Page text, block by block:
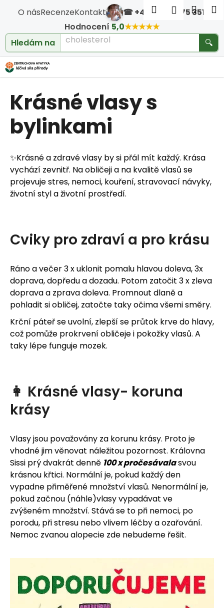
O násRecenzeKontakt ☎ +420 604 475 351
Hodnocení 5,0★★★★★
Hledám na
cholesterol 🔍
Hledat
Krásné vlasy s
bylinkami
✨Krásné a zdravé vlasy by si přál mít každý. Krása
vychází zevnitř. Na obličeji a na kvalitě vlasů se
projevuje stres, nemoci, kouření, stravovací návyky,
životní styl a životní prostředí.
Cviky pro zdraví a pro krásu
Ráno a večer 3 x uklonit pomalu hlavou doleva, 3x
doprava, dopředu a dozadu. Potom zatočit 3 x zleva
doprava a zprava doleva. Promnout dlaně a
pohladit si obličej, zatočte taky očima všemi směry.
Krční páteř se uvolní, zlepší se průtok krve do hlavy,
což pomůže prokrvení obličeje i pokožky vlasů. A
taky lépe funguje mozek.
👩 Krásné vlasy- koruna
krásy
Vlasy jsou považovány za korunu krásy. Proto je
vhodné jim věnovat náležitou pozornost. Královna
Sissi prý dvakrát denně 100 x pročesávalasvou
krásnou křtici. Normální je, pokud každý den
vypadne přiměřené množství vlasů. Nenormální je,
pokud začnou (náhle)vlasy vypadávat ve
zvýšeném množství. Stává se to při nemoci, po
porodu, při stresu nebo vlivem léčby a ozařování.
Nemoc zvanou alopecie zde nebudeme řešit.
Košík
C
o
p
o
ř
e
j
e
t
e
n
a
í
t
?
HLEDAT
D
o
p
o